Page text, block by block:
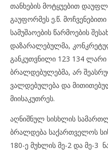
თანხების მოტყუებით
გაუფორმეს ე.წ.
სამუშაოების წარმოების
დაზარალებულმა,
განკუთვნილი 123 134
ბრალდებულებმა, არ
ვალდებულება და
მიისაკუთრეს.
აღნიშნულ სისხლის
ბრალდება საქართველოს
180-ე მუხლის მე-2 და მე-3